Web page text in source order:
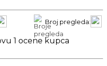
Broj pregleda:
1 ocene kupca